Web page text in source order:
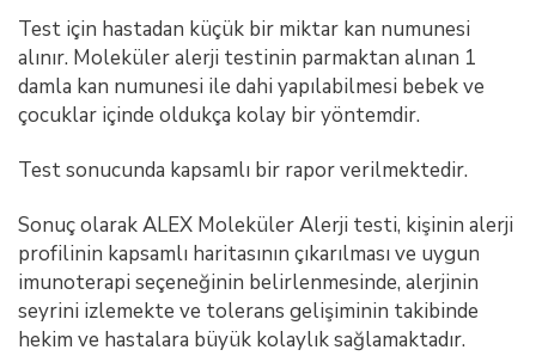
Test için hastadan küçük bir miktar kan numunesi
alınır. Moleküler alerji testinin parmaktan alınan 1
damla kan numunesi ile dahi yapılabilmesi bebek ve
çocuklar içinde oldukça kolay bir yöntemdir.
Test sonucunda kapsamlı bir rapor verilmektedir.
Sonuç olarak ALEX Moleküler Alerji testi, kişinin alerji
profilinin kapsamlı haritasının çıkarılması ve uygun
imunoterapi seçeneğinin belirlenmesinde, alerjinin
seyrini izlemekte ve tolerans gelişiminin takibinde
hekim ve hastalara büyük kolaylık sağlamaktadır.